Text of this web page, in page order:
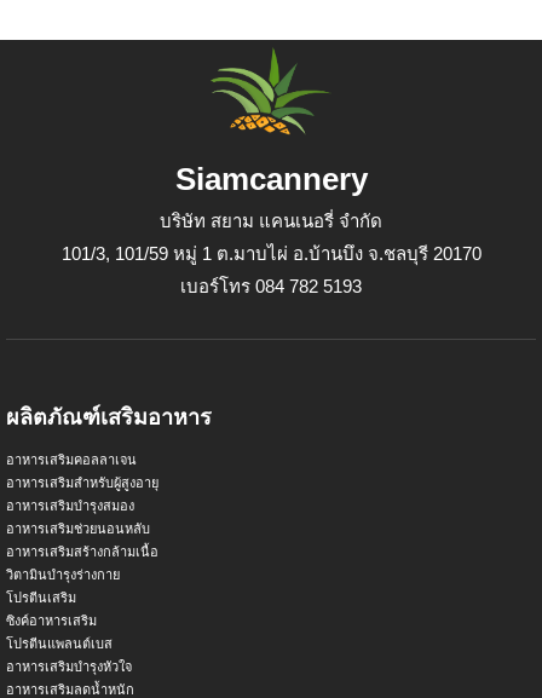
Siamcannery
บริษัท สยาม แคนเนอรี่ จำกัด
101/3, 101/59 หมู่ 1 ต.มาบไผ่ อ.บ้านบึง จ.ชลบุรี 20170
เบอร์โทร 084 782 5193
ผลิตภัณฑ์เสริมอาหาร
อาหารเสริมคอลลาเจน
อาหารเสริมสำหรับผู้สูงอายุ
อาหารเสริมบำรุงสมอง
อาหารเสริมช่วยนอนหลับ
อาหารเสริมสร้างกล้ามเนื้อ
วิตามินบำรุงร่างกาย
โปรตีนเสริม
ซิงค์อาหารเสริม
โปรตีนแพลนต์เบส
อาหารเสริมบำรุงหัวใจ
อาหารเสริมลดน้ำหนัก